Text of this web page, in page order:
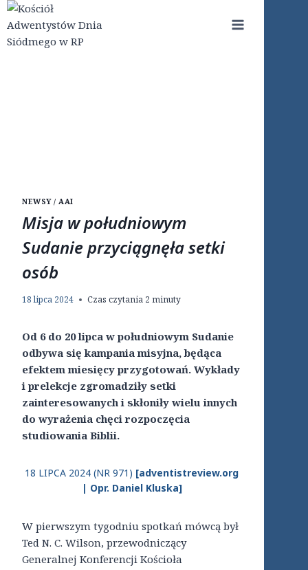
Przejdź
do
treści
NEWSY / AAI
Misja w południowym
Sudanie przyciągnęła setki
osób
18 lipca 2024 Czas czytania 2 minuty
Od 6 do 20 lipca w południowym Sudanie
odbywa się kampania misyjna, będąca
efektem miesięcy przygotowań. Wykłady
i prelekcje zgromadziły setki
zainteresowanych i skłoniły wielu innych
do wyrażenia chęci rozpoczęcia
studiowania Biblii.
18 LIPCA 2024 (NR 971) [adventistreview.org
| Opr. Daniel Kluska]
W pierwszym tygodniu spotkań mówcą był
Ted N. C. Wilson, przewodniczący
Generalnej Konferencji Kościoła